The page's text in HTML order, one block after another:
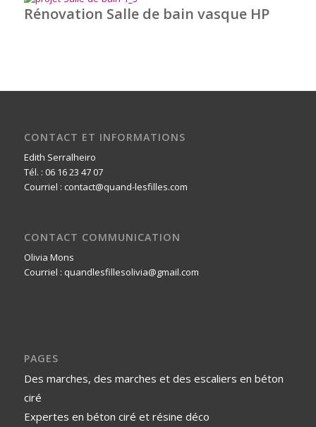
Rénovation Salle de bain vasque HP
CONTACT ET INFORMATIONS
Edith Serralheiro
Tél. : 06 16 23 47 07
Courriel : contact@quand-lesfilles.com
CONTACT COMMUNICATION
Olivia Mons
Courriel : quandlesfillesolivia@gmail.com
PAGES
Des marches, des marches et des escaliers en béton
ciré
Expertes en béton ciré et résine déco